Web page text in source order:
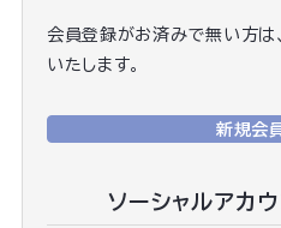
会員登録がお済みで無い方は
いたします。
新規会
ソーシャルアカ